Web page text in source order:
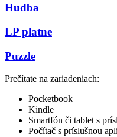
Hudba
LP platne
Puzzle
Prečítate na zariadeniach:
Pocketbook
Kindle
Smartfón či tablet s
Počítač s príslušnou